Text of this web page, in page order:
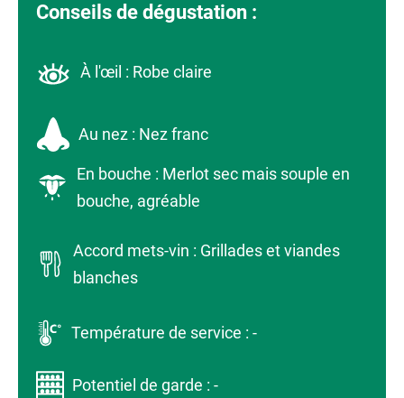
Conseils de dégustation :
À l'œil : Robe claire
Au nez : Nez franc
En bouche : Merlot sec mais souple en
bouche, agréable
Accord mets-vin : Grillades et viandes
blanches
Température de service : -
Potentiel de garde : -